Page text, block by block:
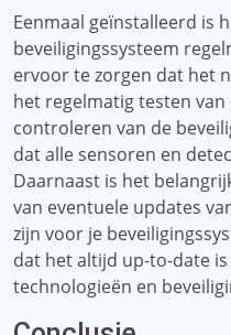
Eenmaal geïnstalleerd is
beveiligingssysteem
ervoor te zorgen dat het
het regelmatig testen
controleren van de
dat alle sensoren en
Daarnaast is het
van eventuele updates
zijn voor je
dat het altijd up-to-date
technologieën en